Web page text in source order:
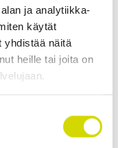
ja analytiikka-
käytät
yhdistää näitä
heille tai joita on
ratkaisun